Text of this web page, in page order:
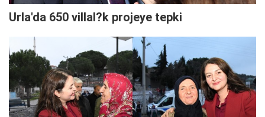
Urla'da 650 villal?k projeye tepki